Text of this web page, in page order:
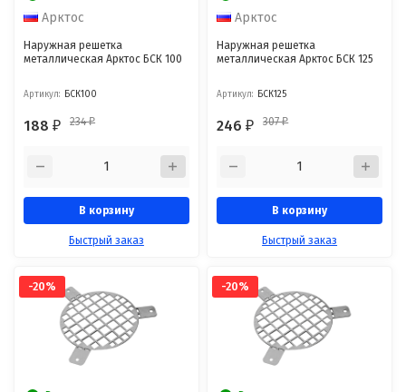
Арктос
Наружная решетка
металлическая Арктос БСК 100
Артикул: БСК100
188₽ 234₽
В корзину
Быстрый заказ
Арктос
Наружная решетка
металлическая Арктос БСК 125
Артикул: БСК125
246₽ 307₽
В корзину
Быстрый заказ
-20% -20%